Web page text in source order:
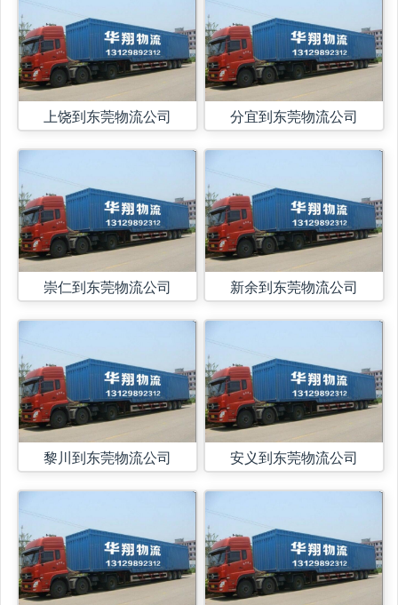
上饶到东莞物流公司
崇仁到东莞物流公司
黎川到东莞物流公司
分宜到东莞物流公司
新余到东莞物流公司
安义到东莞物流公司